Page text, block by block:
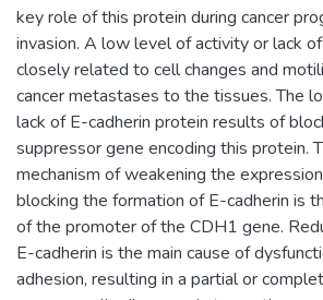
key role of this protein during cancer
invasion. A low level of activity or lack
closely related to cell changes and
cancer metastases to the tissues. The
lack of E-cadherin protein results of
suppressor gene encoding this protein.
mechanism of weakening the
blocking the formation of E-cadherin is
of the promoter of the CDH1 gene.
E-cadherin is the main cause of
adhesion, resulting in a partial or